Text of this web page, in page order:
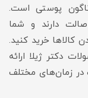
پوستی است.
دارند و شما
کالاها خرید کنید.
دکتر ژیلا ارائه
زمان‌های مختلف